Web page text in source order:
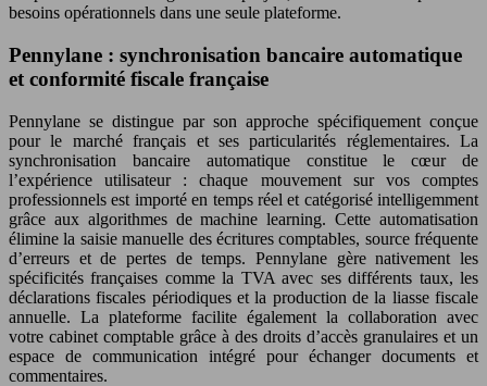
besoins opérationnels dans une seule plateforme.
Pennylane : synchronisation bancaire automatique
et conformité fiscale française
Pennylane se distingue par son approche spécifiquement conçue
pour le marché français et ses particularités réglementaires. La
synchronisation bancaire automatique constitue le cœur de
l’expérience utilisateur : chaque mouvement sur vos comptes
professionnels est importé en temps réel et catégorisé intelligemment
grâce aux algorithmes de machine learning. Cette automatisation
élimine la saisie manuelle des écritures comptables, source fréquente
d’erreurs et de pertes de temps. Pennylane gère nativement les
spécificités françaises comme la TVA avec ses différents taux, les
déclarations fiscales périodiques et la production de la liasse fiscale
annuelle. La plateforme facilite également la collaboration avec
votre cabinet comptable grâce à des droits d’accès granulaires et un
espace de communication intégré pour échanger documents et
commentaires.